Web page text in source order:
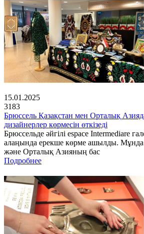
15.01.2025
3183
Брюссель Қазақстан мен Орталық
дизайнерлер көрмесін өткізеді
Брюссельде әйгілі espace Intermediare
алаңында ерекше көрме ашылды.
және Орталық Азияның бас
Подробнее